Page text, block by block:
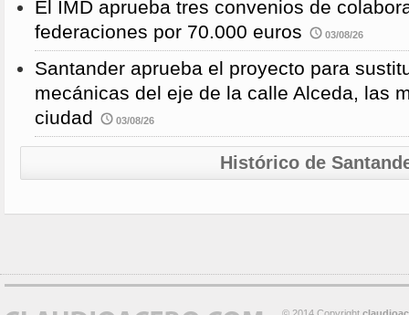
El IMD aprueba tres convenios de
federaciones por 70.000 euros
03/08/26
Santander aprueba el proyecto para
mecánicas del eje de la calle Alceda, las
ciudad
03/08/26
Histórico de